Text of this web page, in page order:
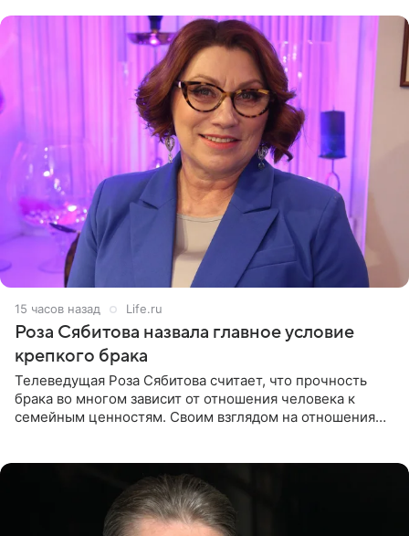
15 часов назад Life.ru
Роза Сябитова назвала главное условие
крепкого брака
Телеведущая Роза Сябитова считает, что прочность
брака во многом зависит от отношения человека к
семейным ценностям. Своим взглядом на отношения